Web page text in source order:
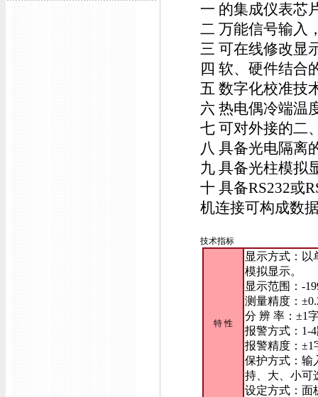
一 的集成仪表芯
二 万能信号输入
三 可在线修改显
四 软、硬件结合
五 数字化校准技
六 热电偶冷端温
七 可对外接的二
八 具备光电隔离
九 具备光柱模拟
十 具备RS232或
机连接可构成数
技术指标
特 性
显示方式：以
模拟显示。
显示范围：-
测量精度：
分 辨 率：±1
报警方式：1-
报警精度：±1
保护方式：输
持、大、小可
设定方式：面